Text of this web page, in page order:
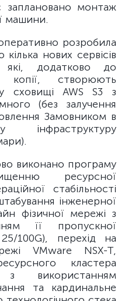
монтаж
машини.
розробила
нових сервісів
які, додатково до
копії, створюють
сховищі AWS S3 з
(без залучення
Замовником в
інфраструктуру
виконано програму
ресурсної
стабільності
інженерної
фізичної мережі з
її пропускної
100G), перехід на
VMware NSX-T,
кластера
з використанням
та кардинальне